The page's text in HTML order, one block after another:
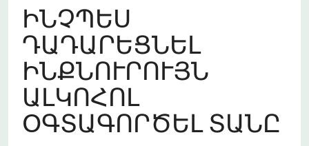
ԻՆՉՊԵՍ
ԴԱԴԱՐԵՑՆԵԼ
ԻՆՔՆՈՒՐՈՒՅՆ
ԱԼԿՈՀՈԼ
ՕԳՏԱԳՈՐԾԵԼ ՏԱՆԸ